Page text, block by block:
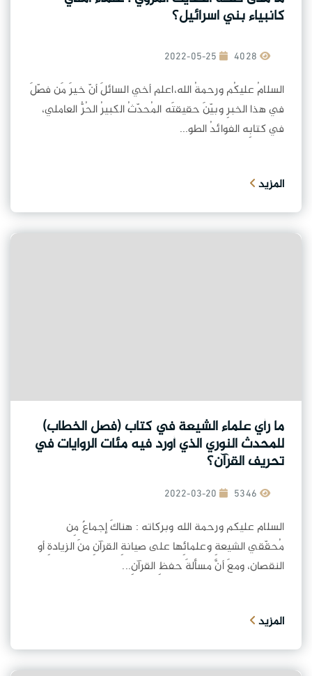
كانبياء بني اسرائيل؟
2022-05-25
السلامُ عليكُم ورحمةُ الله،اعلم أخي السائلَ أنّ خيرَ مَن فصّلَ
في هذا الخبرِ وبيّنَ حقيقتَه المُحدّثُ الكبيرُ الحُرُّ العاملي،
في كتابِه الفوائدُ الطو...
المزيد
ما رأي علماء الشيعة في كتاب (فصل الخطاب)
للمحدث النوري الذي أورد فيه مئات الروايات في
تحريف القرآن؟
2022-03-20
السلام عليكم ورحمة الله وبركاته : هناكَ إجماعٌ مِن
مُحقّقي الشيعةِ وعلمائِها على صيانةِ القرآنِ منَ الزيادةِ أو
النقصان، ومعَ أنَّ مسألةَ حفظِ القرآنِ...
المزيد